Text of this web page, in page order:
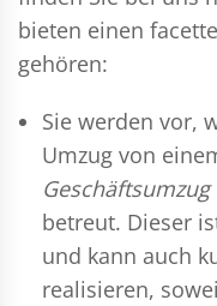
bieten einen
gehören:
Sie werden vor,
Umzug von
betreut. Dieser
und kann auch
realisieren,